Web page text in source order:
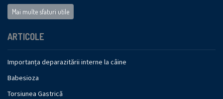
Mai multe sfaturi utile
ARTICOLE
Importanța deparazitării interne la câine
Babesioza
Torsiunea Gastrică